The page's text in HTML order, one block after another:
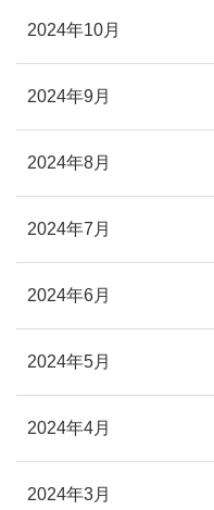
2024年10月
2024年9月
2024年8月
2024年7月
2024年6月
2024年5月
2024年4月
2024年3月